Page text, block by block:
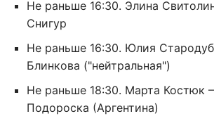
Не раньше 16:30. Элина
Снигур
Не раньше 16:30. Юлия
Блинкова ("нейтральная")
Не раньше 18:30. Марта Костюк
Подороска (Аргентина)